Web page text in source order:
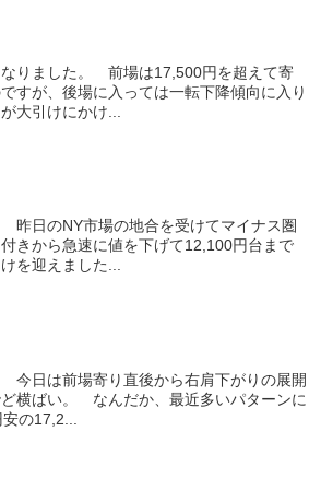
りました。 前場は17,500円を超えて寄
すが、後場に入っては一転下降傾向に入り
大引けにかけ...
昨日のNY市場の地合を受けてマイナス圏
きから急速に値を下げて12,100円台まで
を迎えました...
今日は前場寄り直後から右肩下がりの展開
ど横ばい。 なんだか、最近多いパターンに
の17,2...